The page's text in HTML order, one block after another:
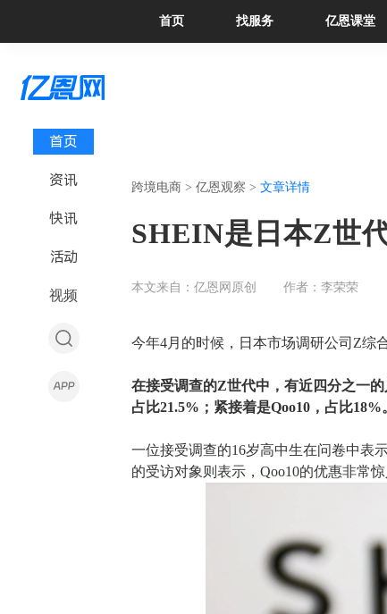
首页 找服务 亿恩课堂
首页
资讯
快讯
活动
视频
跨境电商 > 亿恩观察 > 文章详情
SHEIN是日本Z世
本文来自：亿恩网原创 作者：李荣荣
今年4月的时候，日本市场调研公司 Z综
在接受调查的Z世代中，有近四分之一
占比21.5%；紧接着是Qoo10 ， 占比18%
一位接受调查的16岁高中生在问卷中表示
的受访对象则表示，Qoo10的优惠非常